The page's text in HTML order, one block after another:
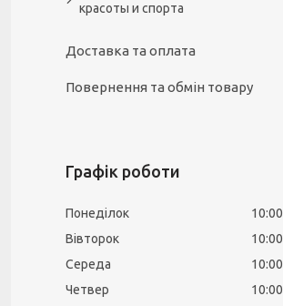
красоты и спорта
Доставка та оплата
Повернення та обмін товару
Графік роботи
Понеділок 10:00
Вівторок
10:00
Середа
10:00
Четвер
10:00